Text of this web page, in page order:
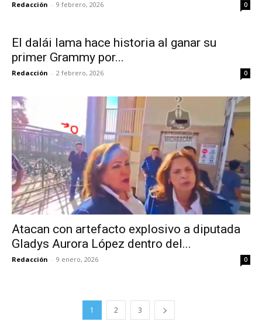
Redacción - 9 febrero, 2026 0
El dalái lama hace historia al ganar su
primer Grammy por...
Redacción - 2 febrero, 2026 0
Atacan con artefacto explosivo a diputada
Gladys Aurora López dentro del...
Redacción - 9 enero, 2026 0
1 2 3